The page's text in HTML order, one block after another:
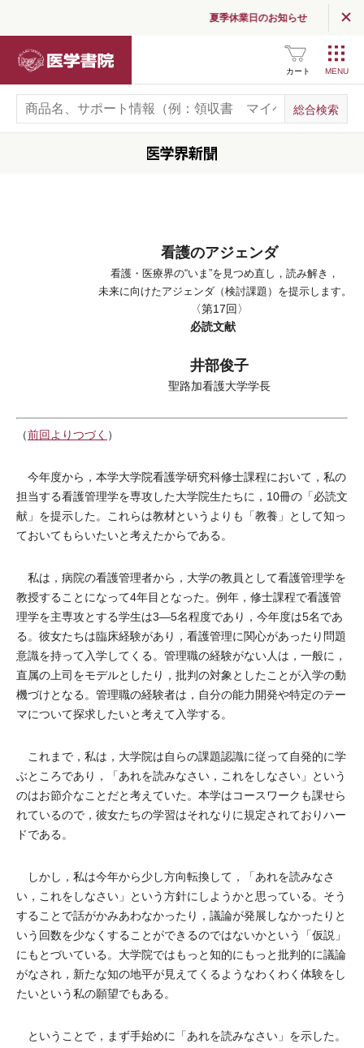
夏季休業日のお知らせ
カート
看護のアジェンダ
看護・医療界の“いま”を見つめ直し，読み解き，
未来に向けたアジェンダ（検討課題）を提示します。
〈第17回〉
必読文献
井部俊子
聖路加看護大学学長
（前回よりつづく ）
今年度から，本学大学院看護学研究科修士課程において，私の
担当する看護管理学を専攻した大学院生たちに，10冊の「必読文
献」を提示した。これらは教材というよりも「教養」として知っ
ておいてもらいたいと考えたからである。
私は，病院の看護管理者から，大学の教員として看護管理学を
教授することになって4年目となった。例年，修士課程で看護管
理学を主専攻とする学生は3―5名程度であり，今年度は5名であ
る。彼女たちは臨床経験があり，看護管理に関心があったり問題
意識を持って入学してくる。管理職の経験がない人は，一般に，
直属の上司をモデルとしたり，批判の対象としたことが入学の動
機づけとなる。管理職の経験者は，自分の能力開発や特定のテー
マについて探求したいと考えて入学する。
これまで，私は，大学院は自らの課題認識に従って自発的に学
ぶところであり，「あれを読みなさい，これをしなさい」という
のはお節介なことだと考えていた。本学はコースワークも課せら
れているので，彼女たちの学習はそれなりに規定されておりハー
ドである。
しかし，私は今年から少し方向転換して，「あれを読みなさ
い，これをしなさい」という方針にしようかと思っている。そう
することで話がかみあわなかったり，議論が発展しなかったりと
いう回数を少なくすることができるのではないかという「仮説」
にもとづいている。大学院ではもっと知的にもっと批判的に議論
がなされ，新たな知の地平が見えてくるようなわくわく体験をし
たいという私の願望でもある。
ということで，まず手始めに「あれを読みなさい」を示した。